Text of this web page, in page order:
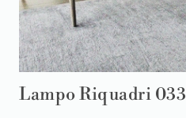
Lampo Riquadri 033